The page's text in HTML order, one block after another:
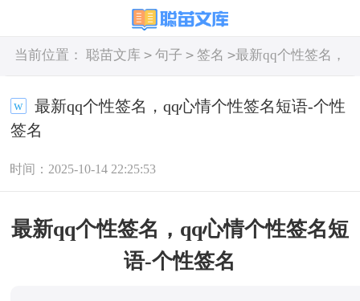
当前位置： 聪苗文库 > 句子 > 签名 >最新qq个性签名，
最新qq个性签名，qq心情个性签名短语-个性
签名
时间：2025-10-14 22:25:53
最新qq个性签名，qq心情个性签名短
语-个性签名